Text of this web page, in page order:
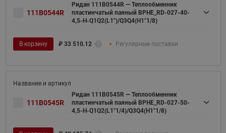
111B0544R
Ридан 111B0544R — Теплообменник
пластинчатый паяный BPHE_RD-027-40-
4,5-H-Q1Q2(L1")/Q3Q4(H1"1/8)
В корзину ₽ 33 510.12 Регулярные поставки
111B0545R
Ридан 111B0545R — Теплообменник
пластинчатый паяный BPHE_RD-027-50-
4,5-H-Q1Q2(L1"1/4)/Q3Q4(H1"1/8)